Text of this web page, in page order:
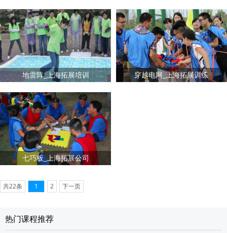
地雷阵_上海拓展培训 穿越电网_上海拓展训练
七巧板_上海拓展公司
共22条 1 2 下一页
热门课程推荐